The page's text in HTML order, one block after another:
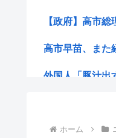
【政府】高市
高市早苗、また
外国人「豚汁出
高市「少なく
ホーム